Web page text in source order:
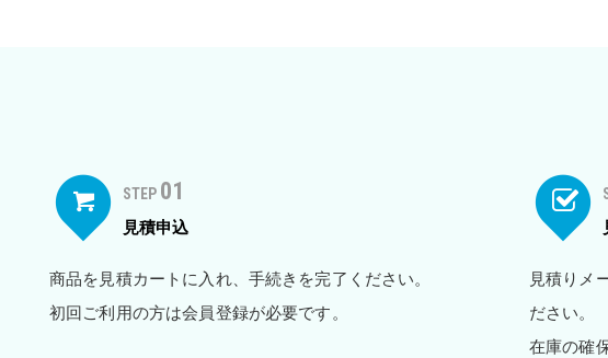
STEP 01
見積申込
商品を見積カートに入れ、手続きを完了ください。
初回ご利用の方は会員登録が必要です。
見積りメ
ださい。
在庫の確